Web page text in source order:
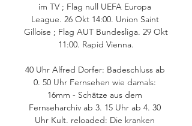
im TV ; Flag null UEFA Europa
League. 26 Okt 14:00. Union Saint
Gilloise ; Flag AUT Bundesliga. 29 Okt
11:00. Rapid Vienna.
40 Uhr Alfred Dorfer: Badeschluss ab
0. 50 Uhr Fernsehen wie damals:
16mm - Schätze aus dem
Fernseharchiv ab 3. 15 Uhr ab 4. 30
Uhr Kult. reloaded: Die kranken